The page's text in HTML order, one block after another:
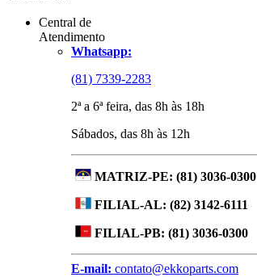
Central de
Atendimento
Whatsapp:
(81) 7339-2283
2ª a 6ª feira, das 8h às 18h
Sábados, das 8h às 12h
MATRIZ-PE: (81) 3036-0300
FILIAL-AL: (82) 3142-6111
FILIAL-PB: (81) 3036-0300
E-mail: contato@ekkoparts.com